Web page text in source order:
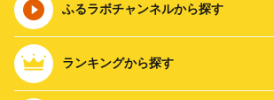
ふるラボチャンネルから探す
ランキングから探す